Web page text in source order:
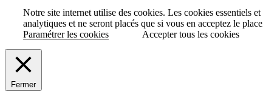
Notre site internet utilise des cookies. Les cookies essentiels
analytiques et ne seront placés que si vous en acceptez le
Paramétrer les cookies
Accepter tous les cookies
Fermer